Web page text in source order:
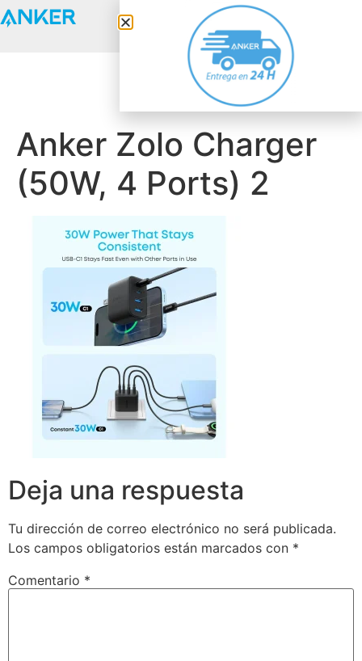
Anker Zolo Charger
(50W, 4 Ports) 2
Deja una respuesta
Tu dirección de correo electrónico no será publicada.
Los campos obligatorios están marcados con *
Comentario *